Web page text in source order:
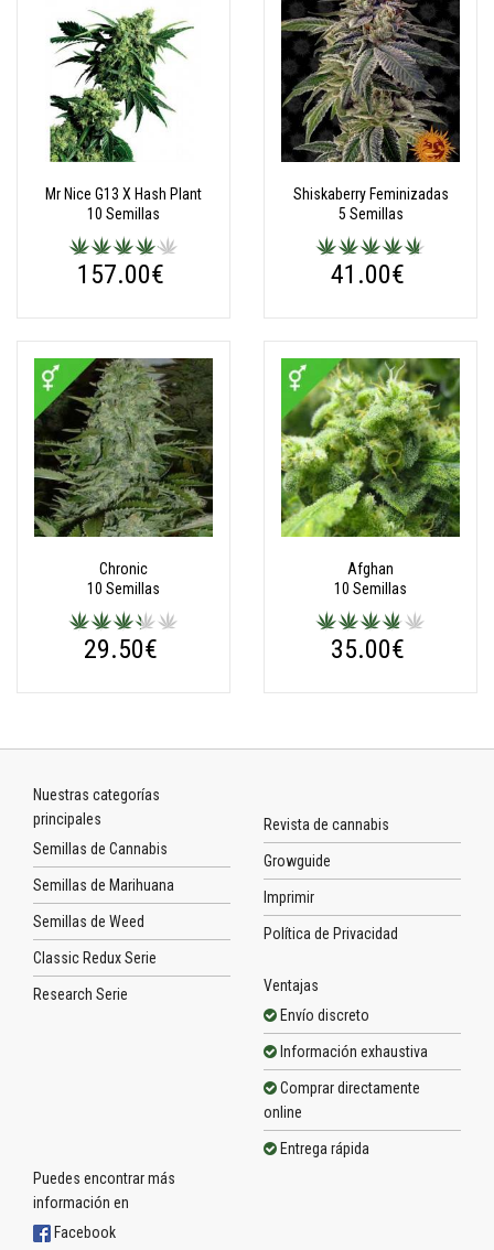
Mr Nice G13 X Hash Plant
10 Semillas
157.00€
Shiskaberry Feminizadas
5 Semillas
41.00€
Chronic
10 Semillas
29.50€
Afghan
10 Semillas
35.00€
Nuestras categorías
principales
Semillas de Cannabis
Semillas de Marihuana
Semillas de Weed
Classic Redux Serie
Research Serie
Revista de cannabis
Growguide
Imprimir
Política de Privacidad
Ventajas
Envío discreto
Información exhaustiva
Comprar directamente
online
Entrega rápida
Puedes encontrar más
información en
Facebook